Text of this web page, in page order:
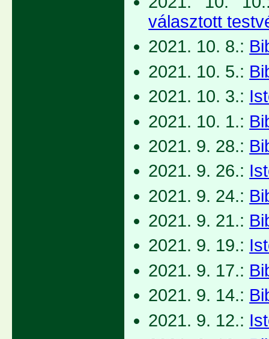
választott
2021. 10. 8.:
2021. 10. 5.:
2021. 10. 3.:
2021. 10. 1.:
2021. 9. 28.:
2021. 9. 26.:
2021. 9. 24.:
2021. 9. 21.:
2021. 9. 19.:
2021. 9. 17.:
2021. 9. 14.:
2021. 9. 12.: